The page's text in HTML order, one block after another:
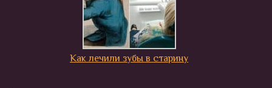
Как лечили зубы в старину